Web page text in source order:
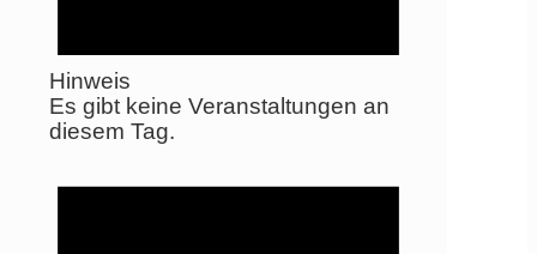
Hinweis
Es gibt keine Veranstaltungen an
diesem Tag.